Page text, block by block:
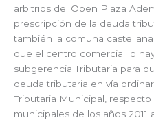
arbitrios del Open Plaza
prescripción de la deuda
también la comuna
que el centro comercial lo
subgerencia Tributaria para
deuda tributaria en vía
Tributaria Municipal,
municipales de los años 2011